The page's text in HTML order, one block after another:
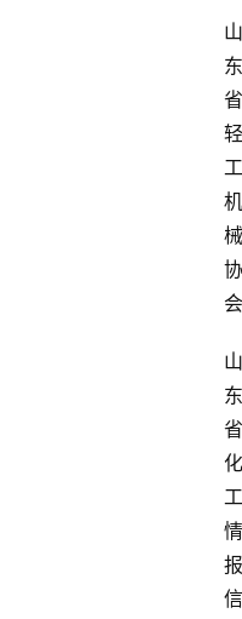
山
东
省
轻
工
机
械
协
会
山
东
省
化
工
情
报
信